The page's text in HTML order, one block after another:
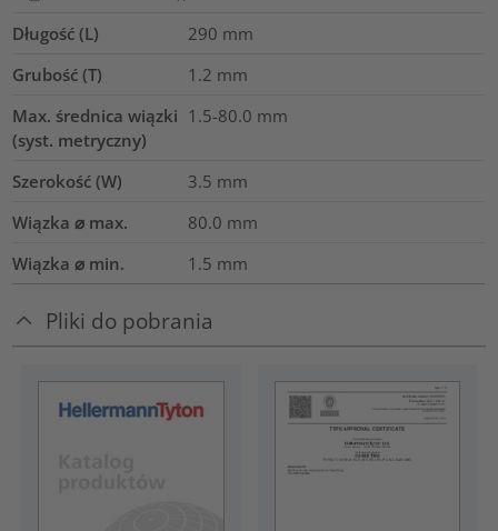
Długość (L) 290 mm
Grubość (T)
1.2 mm
Max. średnica wiązki
(syst. metryczny)
1.5-80.0 mm
Szerokość (W) 3.5 mm
Wiązka ⌀ max.
80.0 mm
Wiązka ⌀ min.
1.5 mm
Pliki do pobrania